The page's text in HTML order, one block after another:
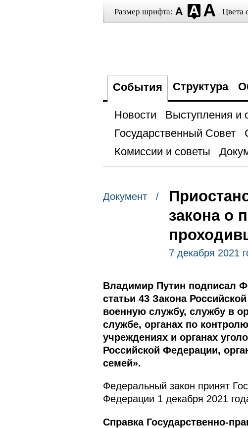
Размер шрифта: Цвета
События Структура
Новости Выступления и
Государственный Совет
Комиссии и советы
Документ /
закона о
7 декабря 2021
Владимир Путин подписал
статьи 43 Закона
военную службу, службу в
службе, органах по
учреждениях и органах
Российской Федерации,
семей».
Федеральный закон принят
Федерации 1 декабря 2021
Справка Государственно-